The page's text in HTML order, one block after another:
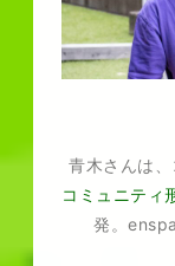
青木さんは
コミュニティ
発。